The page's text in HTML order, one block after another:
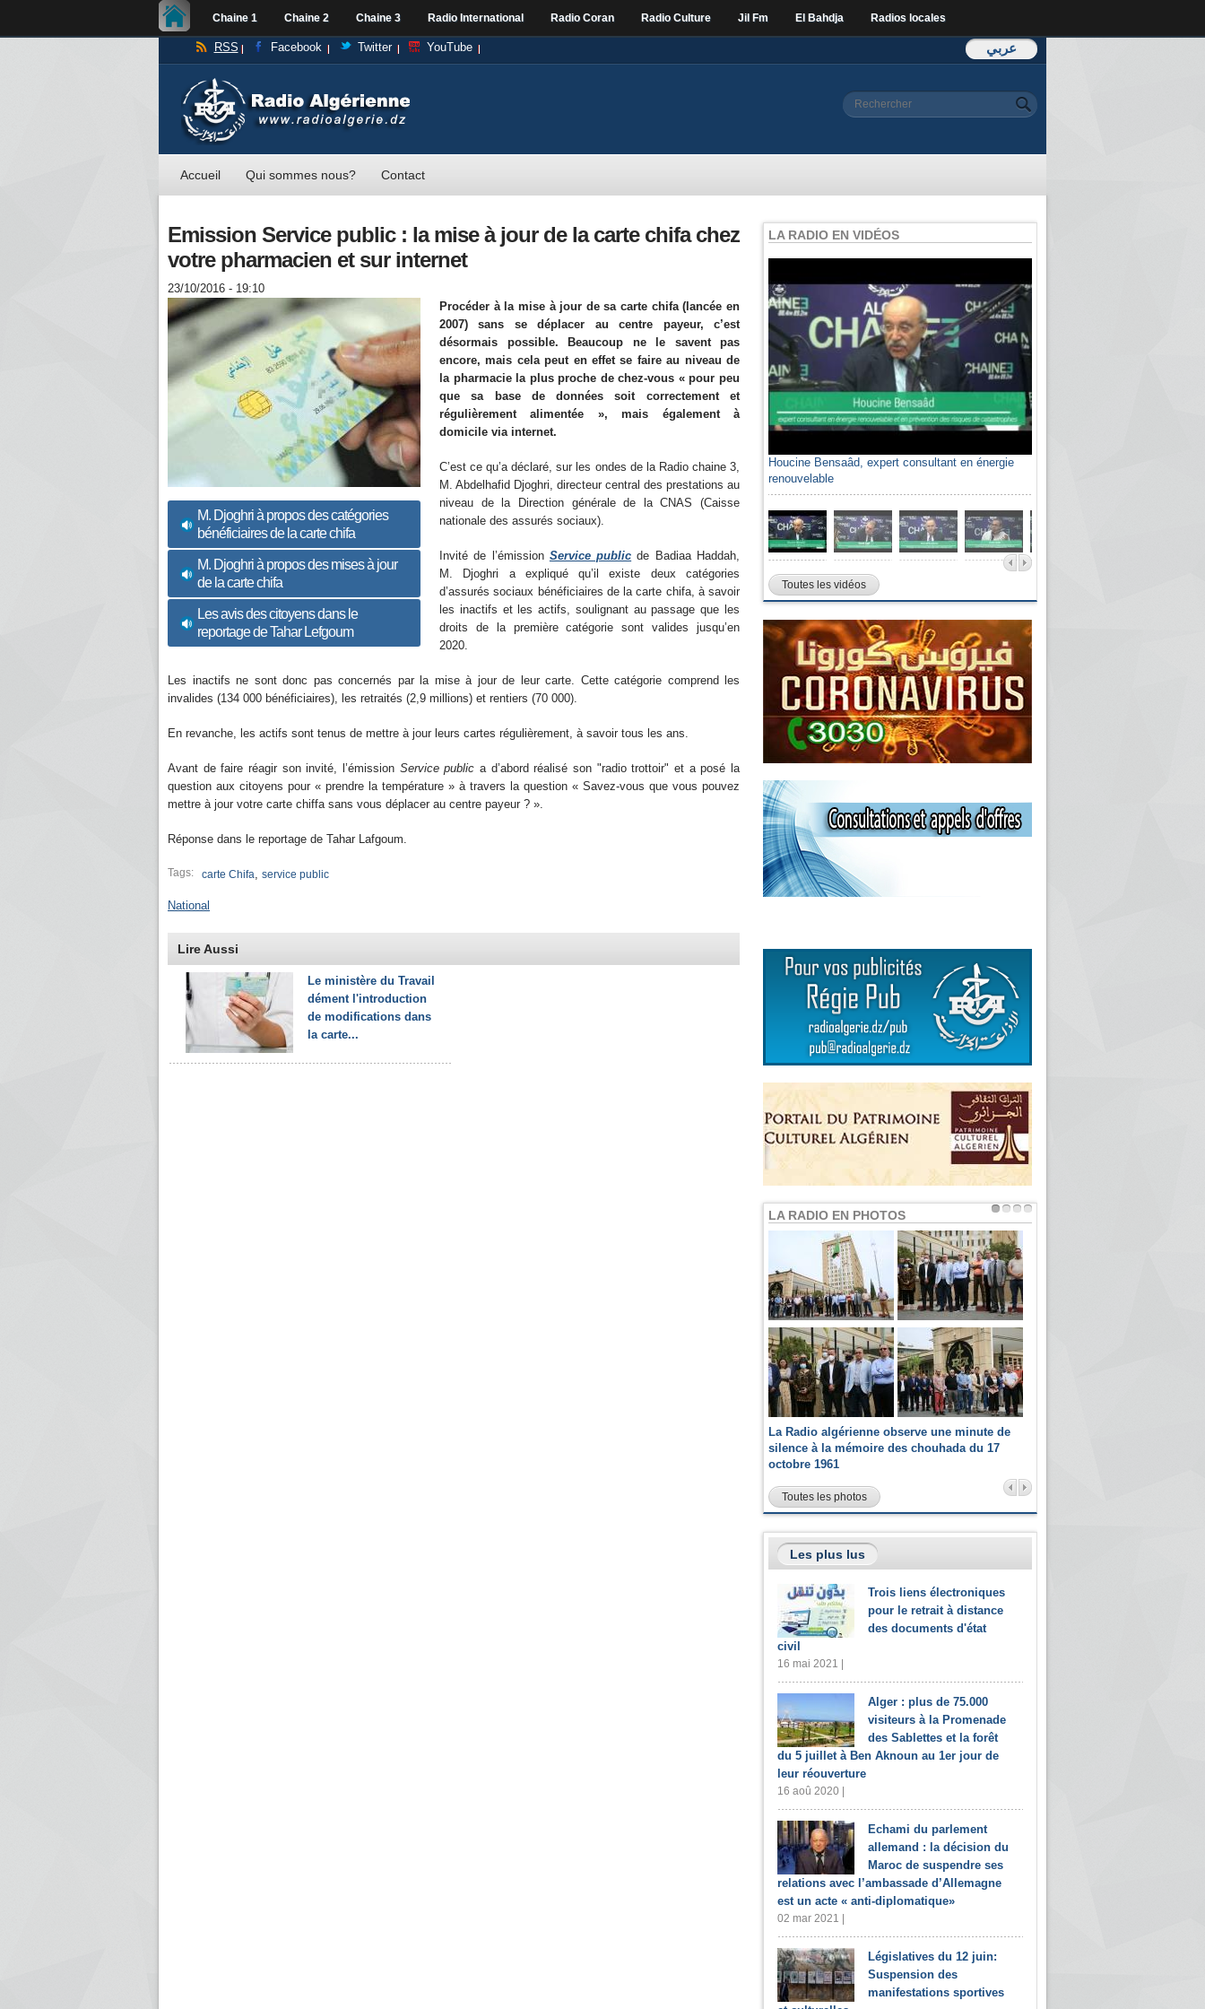
Chaine 1 Chaine 2 Chaine 3 Radio International Radio Coran Radio Culture Jil Fm El Bahdja Radios locales
عربي RSS Facebook Twitter YouTube
Formulaire de
Rechercher
Accueil Qui sommes nous? Contact
Emission Service public : la mise à jour de la carte chifa chez
votre pharmacien et sur internet
23/10/2016 - 19:10
M. Djoghri à propos des catégories
bénéficiaires de la carte chifa
M. Djoghri à propos des mises à jour
de la carte chifa
Les avis des citoyens dans le
reportage de Tahar Lefgoum
Procéder à la mise à jour de sa carte chifa (lancée en
2007) sans se déplacer au centre payeur, c’est
désormais possible. Beaucoup ne le savent pas
encore, mais cela peut en effet se faire au niveau de
la pharmacie la plus proche de chez-vous « pour peu
que sa base de données soit correctement et
régulièrement alimentée », mais également à
domicile via internet.
C’est ce qu’a déclaré, sur les ondes de la Radio chaine 3,
M. Abdelhafid Djoghri, directeur central des prestations au
niveau de la Direction générale de la CNAS (Caisse
nationale des assurés sociaux).
Invité de l’émission Service public de Badiaa Haddah,
M. Djoghri a expliqué qu’il existe deux catégories
d’assurés sociaux bénéficiaires de la carte chifa, à savoir
les inactifs et les actifs, soulignant au passage que les
droits de la première catégorie sont valides jusqu’en
2020.
Les inactifs ne sont donc pas concernés par la mise à jour de leur carte. Cette catégorie comprend les
invalides (134 000 bénéficiaires), les retraités (2,9 millions) et rentiers (70 000).
En revanche, les actifs sont tenus de mettre à jour leurs cartes régulièrement, à savoir tous les ans.
Avant de faire réagir son invité, l’émission Service public a d’abord réalisé son "radio trottoir" et a posé la
question aux citoyens pour « prendre la température » à travers la question « Savez-vous que vous pouvez
mettre à jour votre carte chiffa sans vous déplacer au centre payeur ? ».
Réponse dans le reportage de Tahar Lafgoum.
Tags: carte Chifa, service public
National
Lire Aussi
Le ministère du Travail
dément l'introduction
de modifications dans
la carte...
LA RADIO EN VIDÉOS
Houcine Bensaâd, expert consultant en énergie
renouvelable
Toutes les vidéos
LA RADIO EN PHOTOS
La Radio algérienne observe une minute de
silence à la mémoire des chouhada du 17
octobre 1961
Toutes les photos
Les plus lus
Trois liens électroniques
pour le retrait à distance
des documents d'état
civil
16 mai 2021 |
Alger : plus de 75.000
visiteurs à la Promenade
des Sablettes et la forêt
du 5 juillet à Ben Aknoun au 1er jour de
leur réouverture
16 aoû 2020 |
Echami du parlement
allemand : la décision du
Maroc de suspendre ses
relations avec l’ambassade d’Allemagne
est un acte « anti-diplomatique»
02 mar 2021 |
Législatives du 12 juin:
Suspension des
manifestations sportives